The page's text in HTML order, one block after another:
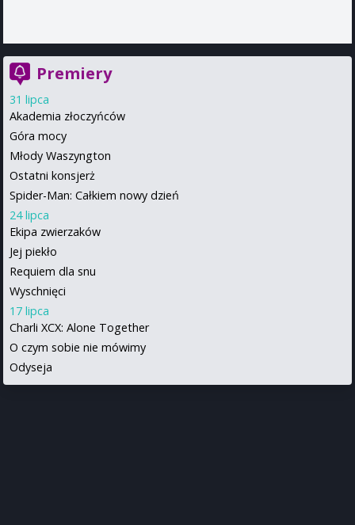
Premiery
31 lipca
Akademia złoczyńców
Góra mocy
Młody Waszyngton
Ostatni konsjerż
Spider-Man: Całkiem nowy dzień
24 lipca
Ekipa zwierzaków
Jej piekło
Requiem dla snu
Wyschnięci
17 lipca
Charli XCX: Alone Together
O czym sobie nie mówimy
Odyseja